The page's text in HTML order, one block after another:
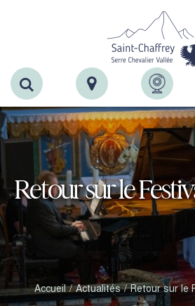
Recherche
Retour sur le
Accueil Actualités Retour sur le